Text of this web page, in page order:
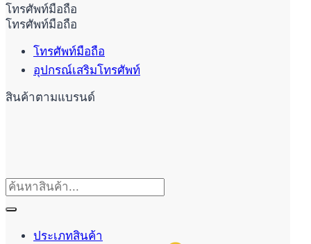
โทรศัพท์มือถือ
โทรศัพท์มือถือ
โทรศัพท์มือถือ
อุปกรณ์เสริมโทรศัพท์
สินค้าตามแบรนด์
ประเภทสินค้า